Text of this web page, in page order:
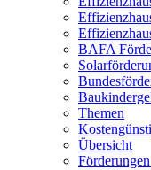
BAFA
Themen
Übersicht